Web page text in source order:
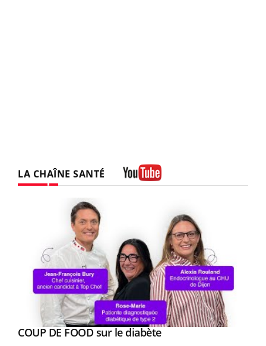
LA CHAÎNE SANTÉ
Youtube
COUP DE FOOD sur le diabèteYoutube